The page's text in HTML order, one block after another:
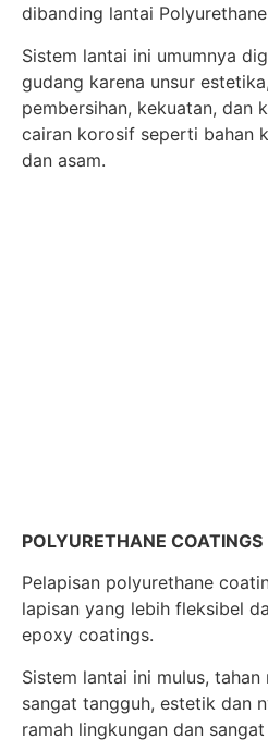
dibanding lantai
Sistem lantai ini umumnya
gudang karena unsur
pembersihan, kekuatan, dan
cairan korosif seperti bahan
dan asam.
POLYURETHANE
Pelapisan polyurethane
lapisan yang lebih fleksibel
epoxy coatings.
Sistem lantai ini mulus, tahan
sangat tangguh, estetik dan
ramah lingkungan dan